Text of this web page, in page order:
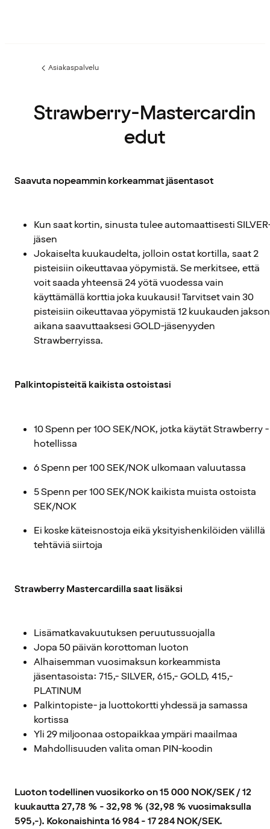
Edellinen
Asiakaspalvelu
Strawberry-Mastercardin
edut
Saavuta nopeammin korkeammat jäsentasot
Kun saat kortin, sinusta tulee automaattisesti
jäsen
Jokaiselta kuukaudelta, jolloin ostat kortilla, saat 2
pisteisiin oikeuttavaa yöpymistä. Se merkitsee, että
voit saada yhteensä 24 yötä vuodessa vain
käyttämällä korttia joka kuukausi! Tarvitset vain 30
pisteisiin oikeuttavaa yöpymistä 12 kuukauden jakson
aikana saavuttaaksesi GOLD-jäsenyyden
Strawberryissa.
Palkintopisteitä kaikista ostoistasi
10 Spenn per 10O SEK/NOK, jotka käytät Strawberry -
hotellissa
6 Spenn per 100 SEK/NOK ulkomaan valuutassa
5 Spenn per 100 SEK/NOK kaikista muista ostoista
SEK/NOK
Ei koske käteisnostoja eikä yksityishenkilöiden välillä
tehtäviä siirtoja
Strawberry Mastercardilla saat lisäksi
Lisämatkavakuutuksen peruutussuojalla
Jopa 50 päivän korottoman luoton
Alhaisemman vuosimaksun korkeammista
jäsentasoista: 715,- SILVER, 615,- GOLD, 415,-
PLATINUM
Palkintopiste- ja luottokortti yhdessä ja samassa
kortissa
Yli 29 miljoonaa ostopaikkaa ympäri maailmaa
Mahdollisuuden valita oman PIN-koodin
Luoton todellinen vuosikorko on 15 000 NOK/SEK / 12
kuukautta 27,78 % - 32,98 % (32,98 % vuosimaksulla
595,-). Kokonaishinta 16 984 - 17 284 NOK/SEK.